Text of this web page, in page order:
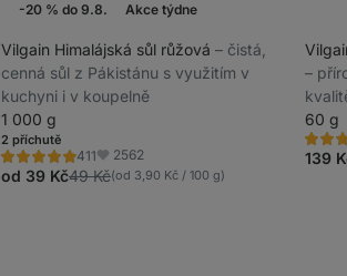
-20 % do 9.8. Akce týdne
Vilgain Himalájská sůl růžová ⁠–⁠ čistá,
cenná sůl z Pákistánu s využitím v
kuchyni i v koupelně
1 000 g
2 příchutě
411
Hodnocení
5.0/5,
411
Oblíbené
2562
od 39 Kč49 Kč(od 3,90 Kč / 100 g)
⁠–⁠
bez
60 g
4.8/5,
49
139